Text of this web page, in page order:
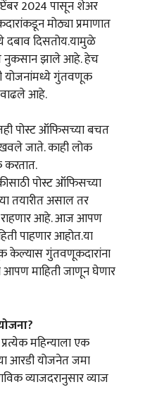
2024 पासून शेअर
मोठ्या प्रमाणात
दबाव दिसतोय.यामुळे
नुकसान झाले आहे. हेच
योजनांमध्ये गुंतवणूक
आहे.
पोस्ट ऑफिसच्या बचत
जाते. काही लोक
पोस्ट ऑफिसच्या
तयारीत असाल तर
राहणार आहे. आज आपण
पाहणार आहोत.या
केल्यास गुंतवणूकदारांना
आपण माहिती जाणून घेणार
महिन्याला एक
आरडी योजनेत जमा
व्याजदरानुसार व्याज